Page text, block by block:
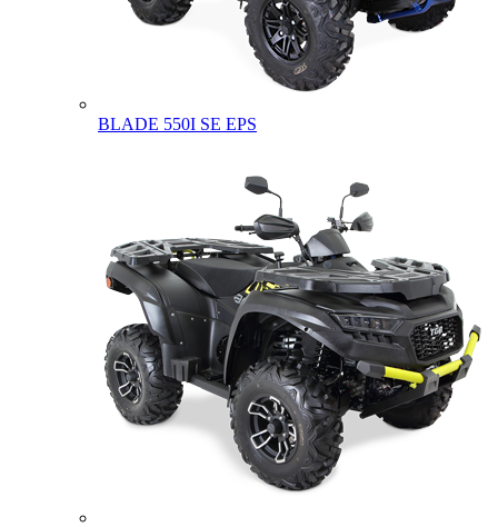
BLADE 550I SE EPS